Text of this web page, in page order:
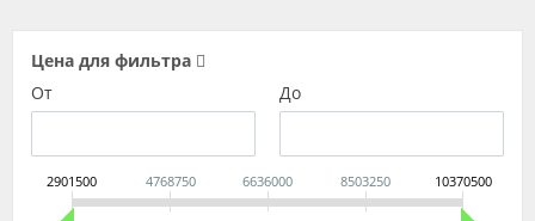
Цена для фильтра
От
До
2901500 4768750 6636000 8503250 10370500